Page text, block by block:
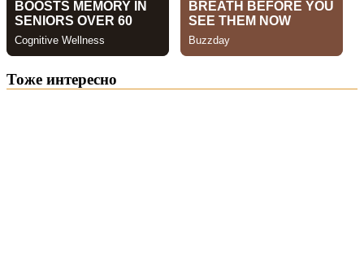
Тоже интересно